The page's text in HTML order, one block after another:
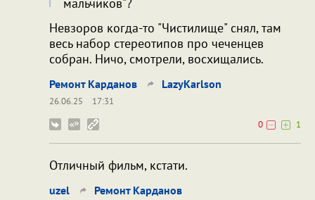
Невзоров когда-то "Чистилище" снял, там
весь набор стереотипов про чеченцев
собран. Ничо, смотрели, восхищались.
Ремонт Карданов LazyKarlson
26.06.25
17:31
0
1
Отличный фильм, кстати.
uzel Ремонт Карданов